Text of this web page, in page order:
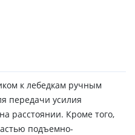
к лебедкам ручным
передачи усилия
расстоянии. Кроме того,
подъемно-